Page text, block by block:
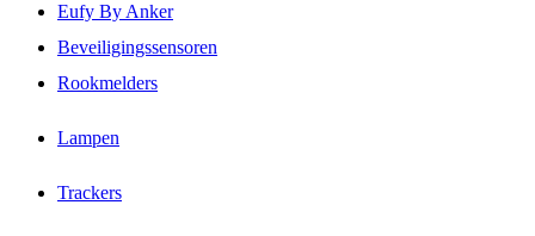
Eufy By Anker
Beveiligingssensoren
Rookmelders
Lampen
Trackers